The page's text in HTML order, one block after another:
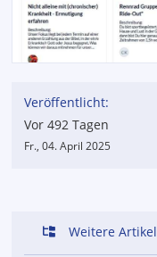
Veröffentlicht:
Vor 492 Tagen
Fr., 04. April 2025
Weitere Artikel